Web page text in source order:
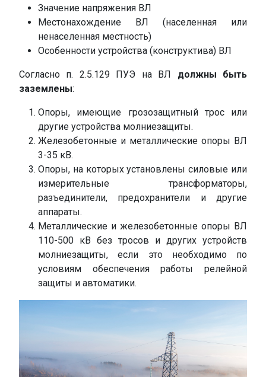
Значение напряжения ВЛ
Местонахождение ВЛ (населенная или
ненаселенная местность)
Особенности устройства (конструктива) ВЛ
Согласно п. 2.5.129 ПУЭ на ВЛ должны быть
заземлены:
Опоры, имеющие грозозащитный трос или
другие устройства молниезащиты.
Железобетонные и металлические опоры ВЛ
3-35 кВ.
Опоры, на которых установлены силовые или
измерительные трансформаторы,
разъединители, предохранители и другие
аппараты.
Металлические и железобетонные опоры ВЛ
110-500 кВ без тросов и других устройств
молниезащиты, если это необходимо по
условиям обеспечения работы релейной
защиты и автоматики.